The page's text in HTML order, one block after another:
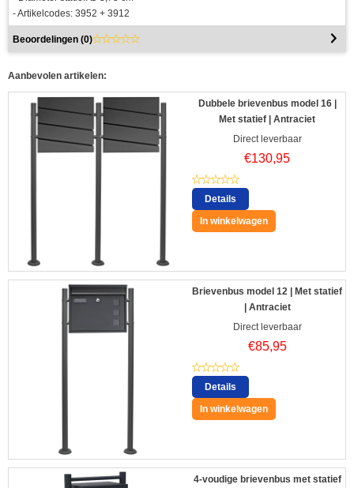
- Artikelcodes: 3952 + 3912
Beoordelingen (0)
Aanbevolen artikelen:
Dubbele brievenbus model 16 |
Met statief | Antraciet
Direct leverbaar
€130,95
Details
In winkelwagen
Brievenbus model 12 | Met statief
| Antraciet
Direct leverbaar
€85,95
Details
In winkelwagen
4-voudige brievenbus met statief